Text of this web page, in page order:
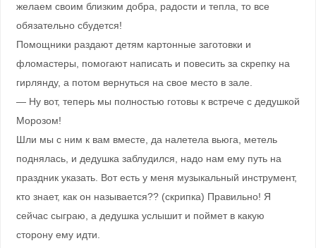
желаем своим близким добра, радости и тепла, то все
обязательно сбудется!
Помощники раздают детям картонные заготовки и
фломастеры, помогают написать и повесить за скрепку на
гирлянду, а потом вернуться на свое место в зале.
— Ну вот, теперь мы полностью готовы к встрече с дедушкой
Морозом!
Шли мы с ним к вам вместе, да налетела вьюга, метель
поднялась, и дедушка заблудился, надо нам ему путь на
праздник указать. Вот есть у меня музыкальный инструмент,
кто знает, как он называется?? (скрипка) Правильно! Я
сейчас сыграю, а дедушка услышит и поймет в какую
сторону ему идти.